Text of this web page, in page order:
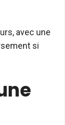
avec une
si